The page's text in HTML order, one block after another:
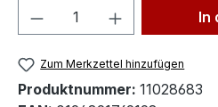
Produkt Anzahl: In
Zum Merkzettel hinzufügen
Produktnummer: 11028683